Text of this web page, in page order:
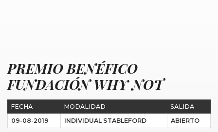
PREMIO BENÉFICO
FUNDACIÓN WHY NOT
FECHA MODALIDAD
SALIDA
09-08-2019
INDIVIDUAL STABLEFORD ABIERTO